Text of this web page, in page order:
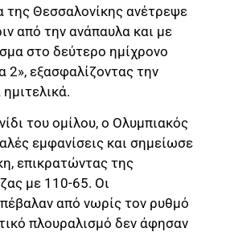
της Θεσσαλονίκης ανέτρεψε
από την ανάπαυλα και με
στο δεύτερο ημίχρονο
2», εξασφαλίζοντας την
του ομίλου, ο Ολυμπιακός
εμφανίσεις και σημείωσε
επικρατώντας της
με 110-65. Οι
από νωρίς τον ρυθμό
πλουραλισμό δεν άφησαν